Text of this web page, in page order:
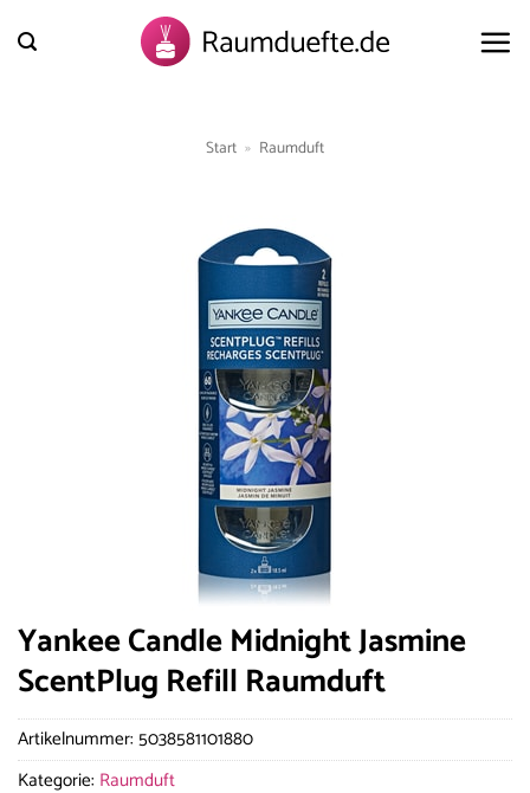
Inhalt
Start » Raumduft
Yankee Candle Midnight Jasmine
ScentPlug Refill Raumduft
Artikelnummer: 5038581101880
Kategorie: Raumduft